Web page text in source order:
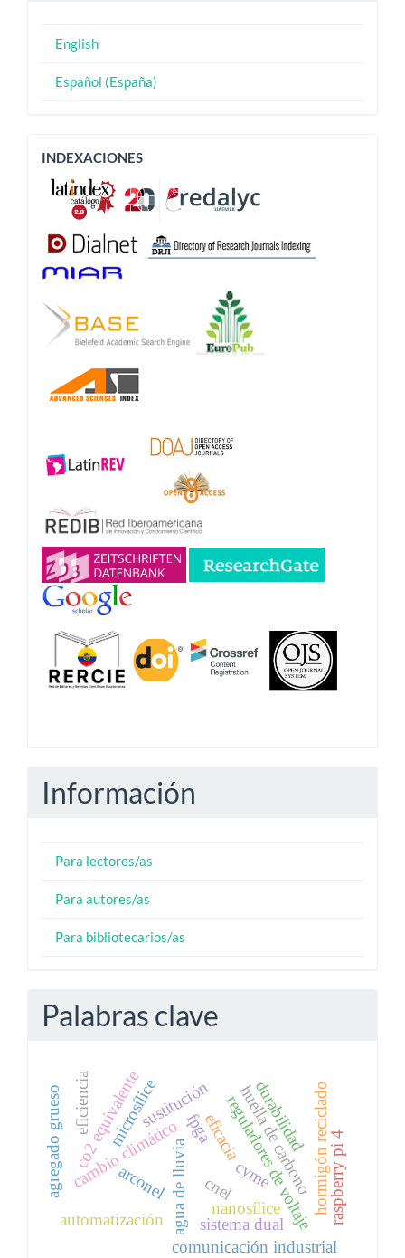
English
Español (España)
Indexaciones
INDEXACIONES
Información
Para lectores/as
Para autores/as
Para bibliotecarios/as
Palabras clave
agua de lluvia
cambio climático reguladores de voltaje
cyme
arconel cnelhuella de carbono
co2 equivalente
automatización
comunicación industrial
microsílice
nanosílice
sustitución durabilidad hormigón reciclado
agregado grueso fpga
raspberry pi 4
eficiencia
eficacia
sistema dual